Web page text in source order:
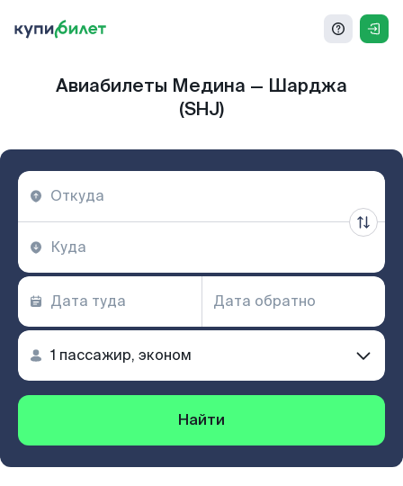
Авиабилеты Медина — Шарджа
(SHJ)
Найти